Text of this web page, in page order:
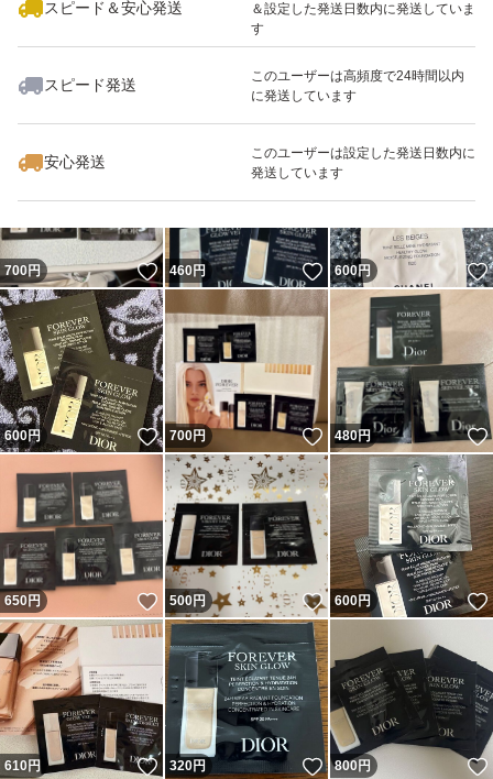
スピード＆安心発送
＆設定した発送日数内に発送していま
す
スピード発送
このユーザーは高頻度で24時間以内
に発送しています
安心発送
このユーザーは設定した発送日数内に
発送しています
いいね！
400
700円 いいね！
460円 いいね！
600円
600円 いいね！
700円 いいね！
480円
650円 いいね！
500円 いいね！
600円
610円 いいね！
320円 いいね！
800円